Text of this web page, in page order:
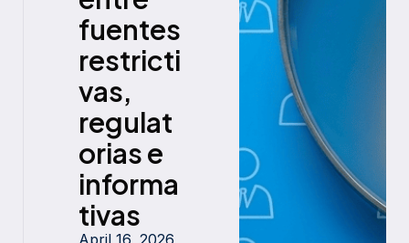
fuentes
restricti
vas,
regulat
orias e
informa
tivas
April 16, 2026